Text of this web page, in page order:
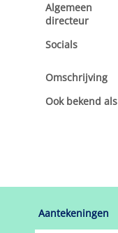
Algemeen
directeur
Socials
Omschrijving
Ook bekend als
Aantekeningen